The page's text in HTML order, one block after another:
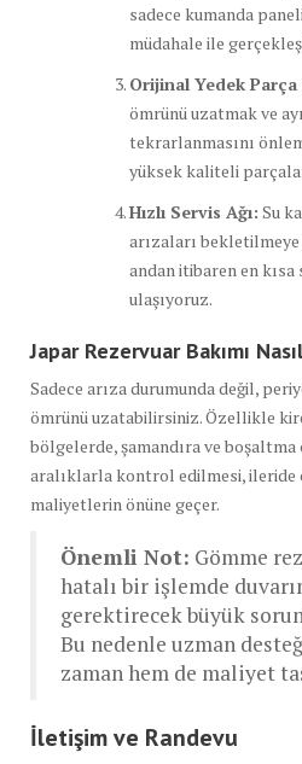
sadece kumanda
müdahale ile
Orijinal Yedek Parça
ömrünü uzatmak ve
tekrarlanmasını
yüksek kaliteli
Hızlı Servis Ağı: Su
arızaları
andan itibaren en kısa
ulaşıyoruz.
Japar Rezervuar Bakımı
Sadece arıza durumunda değil,
ömrünü uzatabilirsiniz. Özellikle
bölgelerde, şamandıra ve
aralıklarla kontrol edilmesi, ileride
maliyetlerin önüne geçer.
Önemli Not: Gömme
hatalı bir işlemde
gerektirecek büyük
Bu nedenle uzman
zaman hem de maliyet
İletişim ve Randevu